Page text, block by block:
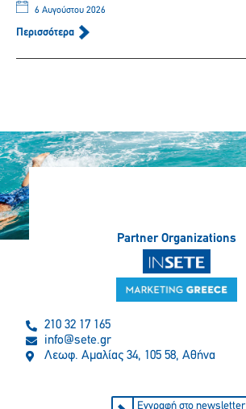
6 Αυγούστου 2026
Περισσότερα
Partner Organizations
210 32 17 165
info@sete.gr
Λεωφ. Αμαλίας 34, 105 58, Αθήνα
Εγγραφή στο newsletter